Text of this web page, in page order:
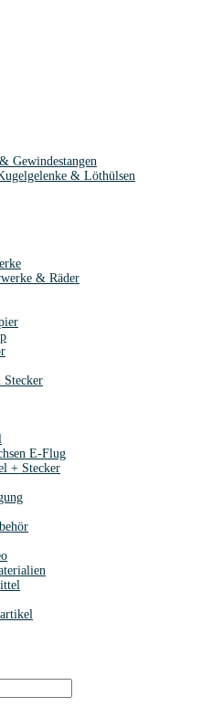
Gewindestangen
& Löthülsen
& Räder
Stecker
E-Flug
+ Stecker